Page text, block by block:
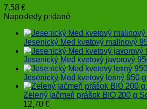
7,58 €
Naposledy pridané
Jesenický Med kvetový malinový
Jesenický Med kvetový javorový
Jesenický Med kvetový lesný 950
Zelený jačmeň prášok BIO 200 g
12,70 €